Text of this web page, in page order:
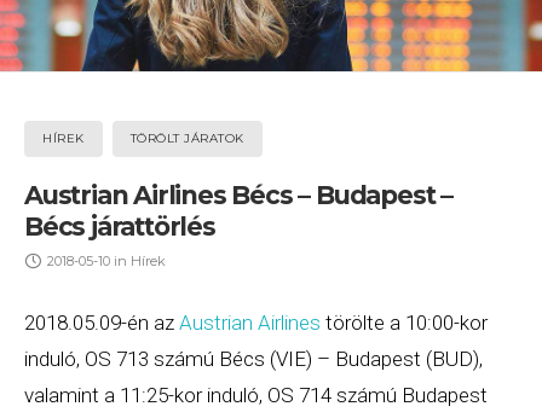
HÍREK TÖRÖLT JÁRATOK
Austrian Airlines Bécs – Budapest –
Bécs járattörlés
2018-05-10 in Hírek
2018.05.09-én az Austrian Airlines törölte a 10:00-kor
induló, OS 713 számú Bécs (VIE) – Budapest (BUD),
valamint a 11:25-kor induló, OS 714 számú Budapest